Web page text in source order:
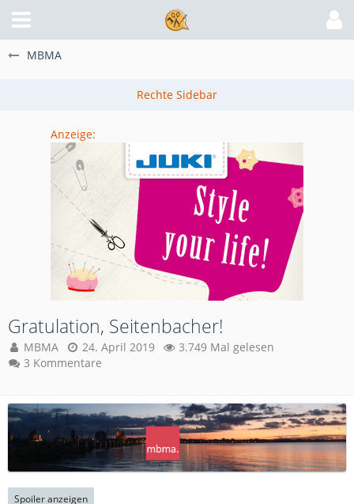
MBMA
Anzeige:
Gratulation, Seitenbacher!
MBMA 24. April 2019
3.749 Mal gelesen
3 Kommentare
Spoiler anzeigen